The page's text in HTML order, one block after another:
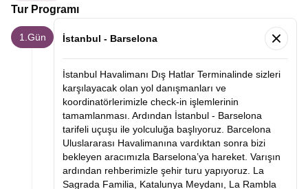
Tur Programı
1.Gün İstanbul - Barselona
İstanbul Havalimanı Dış Hatlar Terminalinde sizleri
karşılayacak olan yol danışmanları ve
koordinatörlerimizle check-in işlemlerinin
tamamlanması. Ardından İstanbul - Barselona
tarifeli uçuşu ile yolculuğa başlıyoruz. Barcelona
Uluslararası Havalimanına vardıktan sonra bizi
bekleyen aracımızla Barselona’ya hareket. Varışın
ardından rehberimizle şehir turu yapıyoruz. La
Sagrada Familia, Katalunya Meydanı, La Rambla